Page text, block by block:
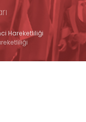
Hareketliliği